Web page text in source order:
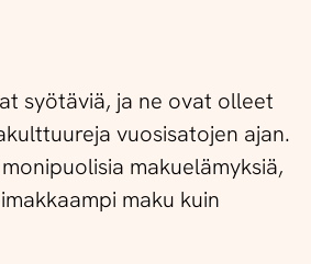
syötäviä, ja ne ovat olleet
vuosisatojen ajan.
makuelämyksiä,
maku kuin